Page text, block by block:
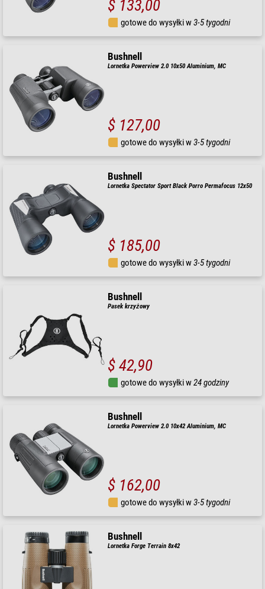
$ 133,00
gotowe do wysyłki w3-5 tygodni
Bushnell
Lornetka Powerview 2.0 10x50 Aluminium, MC
$ 127,00
gotowe do wysyłki w3-5 tygodni
Bushnell
Lornetka Spectator Sport Black Porro Permafocus 12x50
$ 185,00
gotowe do wysyłki w3-5 tygodni
Bushnell
Pasek krzyżowy
$ 42,90
gotowe do wysyłki w24 godziny
Bushnell
Lornetka Powerview 2.0 10x42 Aluminium, MC
$ 162,00
gotowe do wysyłki w3-5 tygodni
Bushnell
Lornetka Forge Terrain 8x42